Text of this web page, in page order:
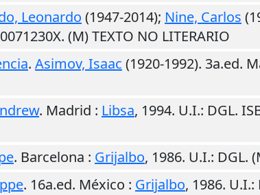
Leonardo (1947-2014); Nine, Carlos
(M) TEXTO NO LITERARIO
. Asimov, Isaac (1920-1992). 3a.ed.
. Madrid : Libsa, 1994. U.I.: DGL.
. Barcelona : Grijalbo, 1986. U.I.: DGL.
. 16a.ed. México : Grijalbo, 1986. U.I.: